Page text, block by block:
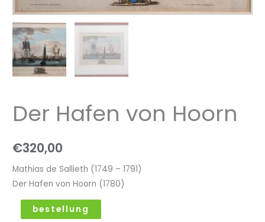
Der Hafen von Hoorn
€320,00
Mathias de Sallieth (1749 – 1791)
Der Hafen von Hoorn (1780)
bestellung